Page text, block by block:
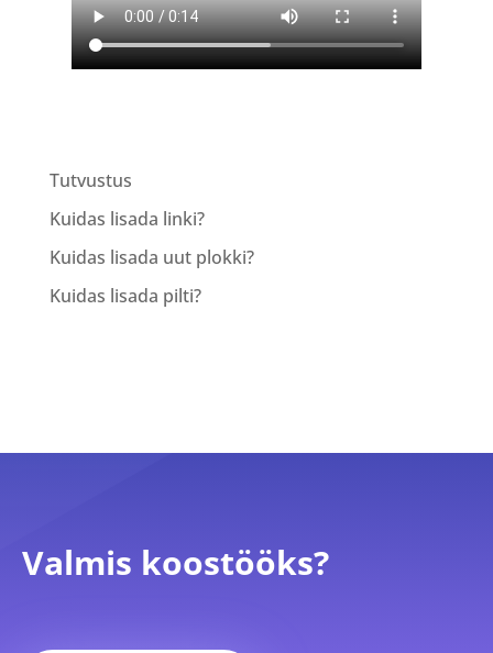
Tutvustus
Kuidas lisada linki?
Kuidas lisada uut plokki?
Kuidas lisada pilti?
Valmis koostööks?